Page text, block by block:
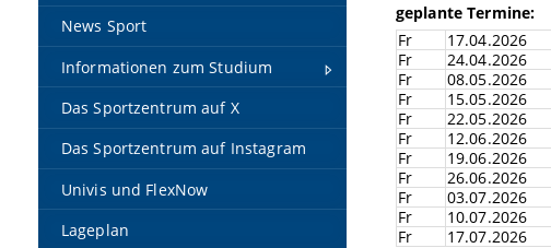
News Sport
Informationen zum Studium
Das Sportzentrum auf X
Das Sportzentrum auf Instagram
Univis und FlexNow
Lageplan
geplante Termine:
Fr
17.04.2026
Fr
24.04.2026
Fr
08.05.2026
Fr
15.05.2026
Fr
22.05.2026
Fr
12.06.2026
Fr
19.06.2026
Fr
26.06.2026
Fr
03.07.2026
Fr
10.07.2026
Fr
17.07.2026